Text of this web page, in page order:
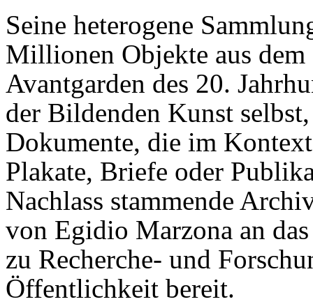
Seine heterogene
Millionen Objekte aus
Avantgarden des 20.
der Bildenden Kunst
Dokumente, die im
Plakate, Briefe oder
Nachlass stammende
von Egidio Marzona an
zu Recherche- und
Öffentlichkeit bereit.